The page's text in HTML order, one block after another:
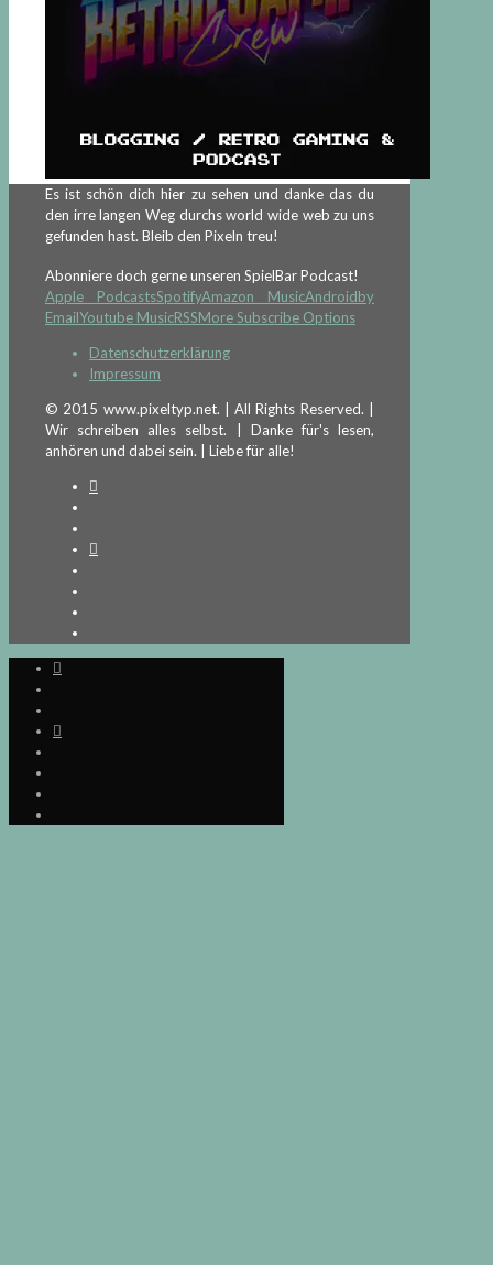
Es ist schön dich hier zu sehen und danke das du
den irre langen Weg durchs world wide web zu uns
gefunden hast. Bleib den Pixeln treu!
Abonniere doch gerne unseren SpielBar Podcast!
Apple PodcastsSpotifyAmazon MusicAndroidby
EmailYoutube MusicRSSMore Subscribe Options
Datenschutzerklärung
Impressum
© 2015 www.pixeltyp.net. | All Rights Reserved. |
Wir schreiben alles selbst. | Danke für's lesen,
anhören und dabei sein. | Liebe für alle!